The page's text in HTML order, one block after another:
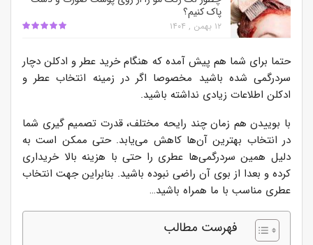
پاک کنیم؟
۱۲ بهمن , ۱۴۰۴
حتما برای شما هم پیش آمده که هنگام خرید عطر و ادکلن دچار
سردرگمی شده باشید مخصوصا اگر در زمینه انتخاب عطر و
ادکلن اطلاعات زیادی نداشته باشید.
با بوییدن هم زمان چند رایحه مختلف، قدرت تصمیم گیری شما
در انتخاب بهترین آن‌ها کاهش می‌یابد. حتی ممکن است به
دلیل همین سردرگمی‌ها عطری را حتی با هزینه بالا خریداری
کرده و بعدا از بوی آن راضی نبوده باشید. بنابراین جهت انتخاب
عطری مناسب با ما همراه باشید…
فهرست مطالب